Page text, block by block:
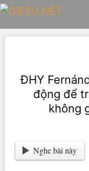
Skip
content
ĐHY
động để
không
Nghe bài này